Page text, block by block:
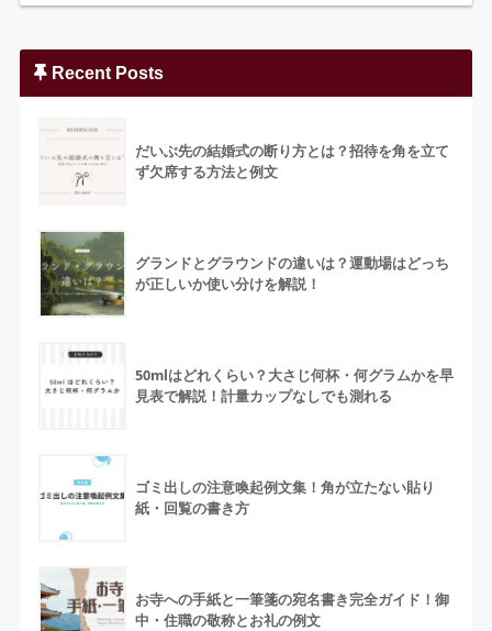
Recent Posts
だいぶ先の結婚式の断り方とは？招待を角を立て
ず欠席する方法と例文
グランドとグラウンドの違いは？運動場はどっち
が正しいか使い分けを解説！
50mlはどれくらい？大さじ何杯・何グラムかを早
見表で解説！計量カップなしでも測れる
ゴミ出しの注意喚起例文集！角が立たない貼り
紙・回覧の書き方
お寺への手紙と一筆箋の宛名書き完全ガイド！御
中・住職の敬称とお礼の例文